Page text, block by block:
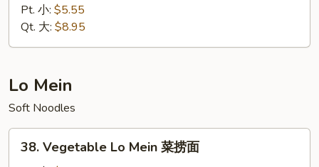
Rice
炒
Pt. 小: $5.55
Qt. 大: $8.95
Lo Mein
Soft Noodles
Vegetable
38. Vegetable Lo Mein 菜捞面